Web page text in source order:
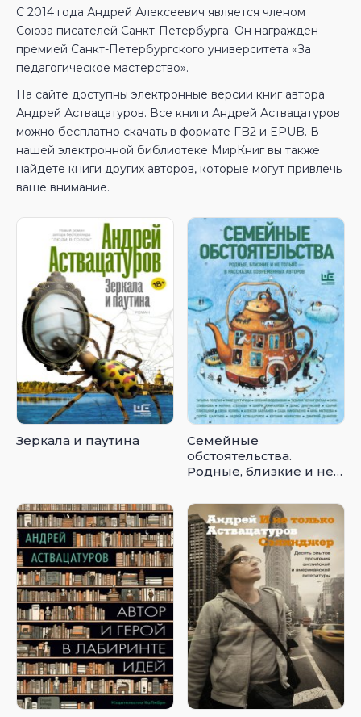
С 2014 года Андрей Алексеевич является членом
Союза писателей Санкт-Петербурга. Он награжден
премией Санкт-Петербургского университета «За
педагогическое мастерство».
На сайте доступны электронные версии книг автора
Андрей Аствацатуров. Все книги Андрей Аствацатуров
можно бесплатно скачать в формате FB2 и EPUB. В
нашей электронной библиотеке МирКниг вы также
найдете книги других авторов, которые могут привлечь
ваше внимание.
Зеркала и паутина
Семейные
обстоятельства.
Родные, близкие и не
современных авторов